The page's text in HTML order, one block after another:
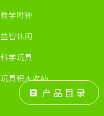
产品目录
教学时钟
益智休闲
科学玩具
玩具积木收纳